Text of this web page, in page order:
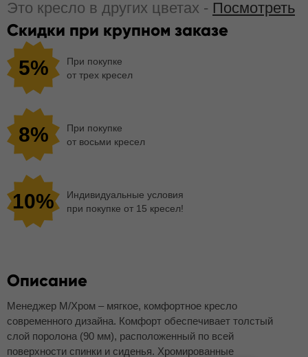
Это кресло в других цветах - Посмотреть
Скидки при крупном заказе
5%
При покупке
от трех кресел
8%
При покупке
от восьми кресел
10%
Индивидуальные условия
при покупке от 15 кресел!
Описание
Менеджер M/Xром – мягкое, комфортное кресло
современного дизайна. Комфорт обеспечивает толстый
слой поролона (90 мм), расположенный по всей
поверхности спинки и сиденья. Хромированные